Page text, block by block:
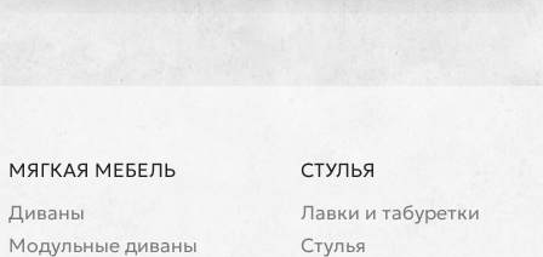
МЯГКАЯ МЕБЕЛЬ
Диваны
Модульные диваны
СТУЛЬЯ
Лавки и табуретки
Стулья